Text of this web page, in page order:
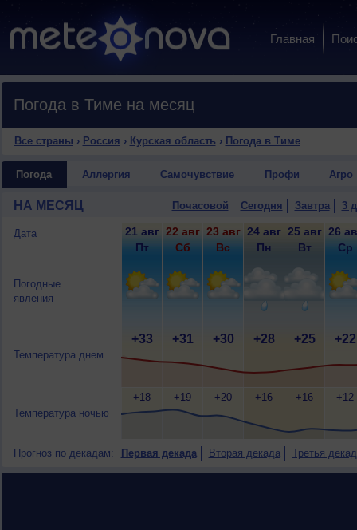
Главная
Погода в Тиме на месяц
Все страны › Россия › Курская область › Погода в Тиме
Погода Аллергия Самочувствие Профи Агро
НА МЕСЯЦ Почасовой Сегодня Завтра 3
Дата
Погодные
явления
Температура днем
Температура ночью
21 авг
Пт
+33
+18
22 авг
Сб
+31
+19
23 авг
Вс
+30
+20
24 авг
Пн
+28
+16
25 авг
Вт
+25
+16
26
Ср
+22
+12
Прогноз по декадам: Первая декада Вторая декада Третья